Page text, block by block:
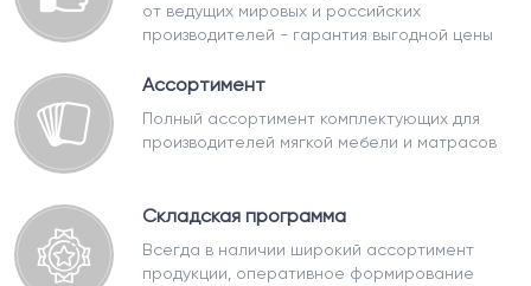
от ведущих мировых и российских
производителей - гарантия выгодной цены
Ассортимент
Полный ассортимент комплектующих для
производителей мягкой мебели и матрасов
Складская программа
Всегда в наличии широкий ассортимент
продукции, оперативное формирование